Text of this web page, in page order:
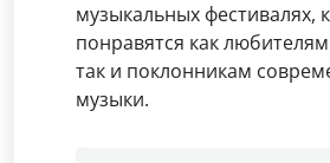
музыкальных фестивалях,
понравятся как любителям
так и поклонникам
музыки.